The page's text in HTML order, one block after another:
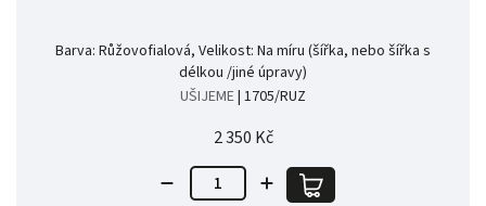
Barva: Růžovofialová, Velikost: Na míru (šířka, nebo šířka s
délkou /jiné úpravy)
UŠIJEME| 1705/RUZ
2 350 Kč